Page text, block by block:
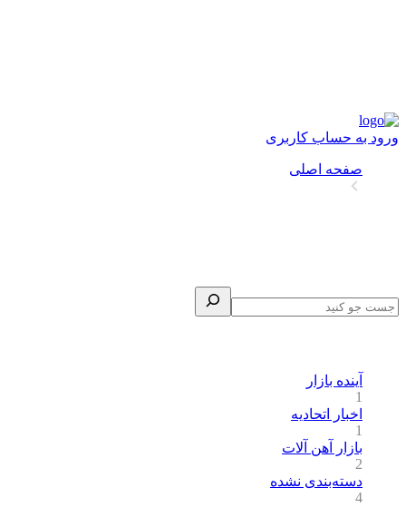
ورود به حساب کاربری
صفحه اصلی
آینده بازار
1
اخبار اتحادیه
1
بازار آهن آلات
2
دسته‌بندی نشده
4